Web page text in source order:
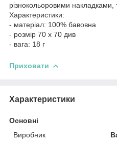
різнокольоровими накладками,
Характеристики:
- матеріал: 100% бавовна
- розмір 70 х 70 див
- вага: 18 г
Приховати
Характеристики
Основні
Виробник